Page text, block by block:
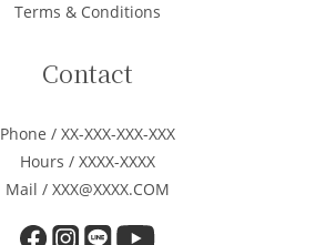
Terms & Conditions
Contact
Phone / XX-XXX-XXX-XXX
Hours / XXXX-XXXX
Mail / XXX@XXXX.COM